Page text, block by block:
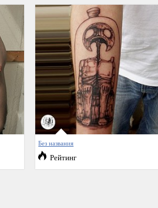
Без названия
Рейтинг